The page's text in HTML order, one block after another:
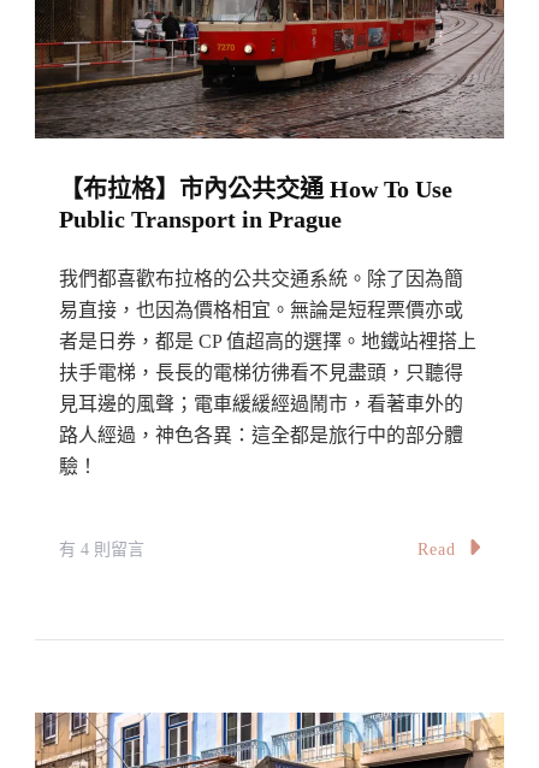
鐵、
巴
士、
電
通
一
切
關
於
希
公
資
How
To
【布拉格】市內公共交通 How To Use
Public Transport in Prague
我們都喜歡布拉格的公共交通系統。除了因為簡
易直接，也因為價格相宜。無論是短程票價亦或
者是日券，都是 CP 值超高的選擇。地鐵站裡搭上
扶手電梯，長長的電梯彷彿看不見盡頭，只聽得
見耳邊的風聲；電車緩緩經過鬧市，看著車外的
路人經過，神色各異：這全都是旅行中的部分體
驗！
在
內
公
有 4 則留言 Read